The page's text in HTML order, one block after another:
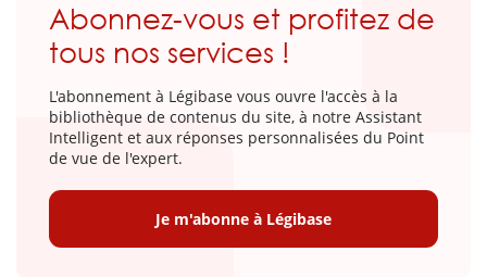
Abonnez-vous et profitez de
tous nos services !
L'abonnement à Légibase vous ouvre l'accès à la
bibliothèque de contenus du site, à notre Assistant
Intelligent et aux réponses personnalisées du Point
de vue de l'expert.
Je m'abonne à Légibase